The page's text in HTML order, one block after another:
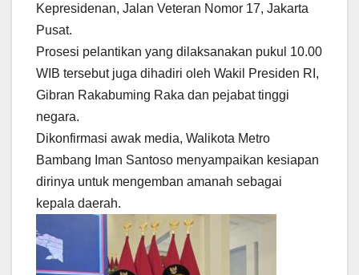
Kepresidenan, Jalan Veteran Nomor 17, Jakarta
Pusat.
Prosesi pelantikan yang dilaksanakan pukul 10.00
WIB tersebut juga dihadiri oleh Wakil Presiden RI,
Gibran Rakabuming Raka dan pejabat tinggi
negara.
Dikonfirmasi awak media, Walikota Metro
Bambang Iman Santoso menyampaikan kesiapan
dirinya untuk mengemban amanah sebagai
kepala daerah.